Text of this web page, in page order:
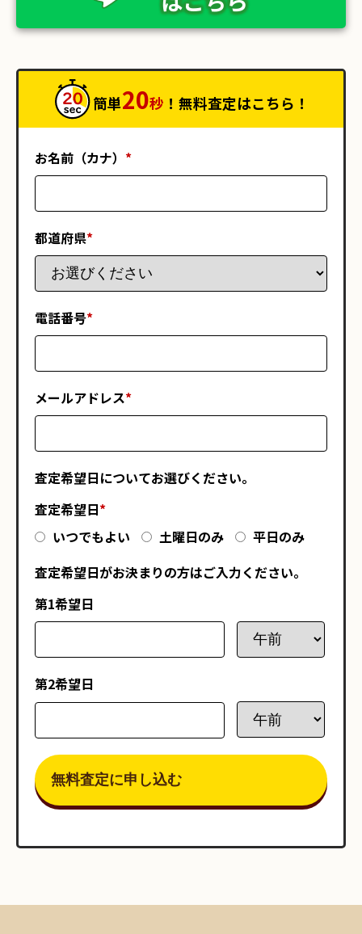
簡単20秒 ！無料査定はこちら！
お名前（カナ） *
都道府県*
電話番号*
メールアドレス*
査定希望日についてお選びください。
査定希望日*
いつでもよい
土曜日のみ
平日のみ
査定希望日がお決まりの方はご入力ください。
第1希望日
第2希望日